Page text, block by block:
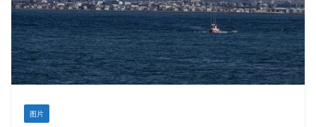
图片